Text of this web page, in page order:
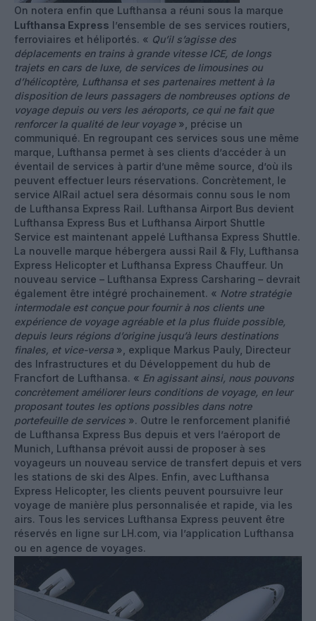
On notera enfin que Lufthansa a réuni sous la marque
Lufthansa Express l’ensemble de ses services routiers,
ferroviaires et héliportés. « Qu’il s’agisse des
déplacements en trains à grande vitesse ICE, de longs
trajets en cars de luxe, de services de limousines ou
d’hélicoptère, Lufthansa et ses partenaires mettent à la
disposition de leurs passagers de nombreuses options de
voyage depuis ou vers les aéroports, ce qui ne fait que
renforcer la qualité de leur voyage», précise un
communiqué. En regroupant ces services sous une même
marque, Lufthansa permet à ses clients d’accéder à un
éventail de services à partir d’une même source, d’où ils
peuvent effectuer leurs réservations. Concrètement, le
service AIRail actuel sera désormais connu sous le nom
de Lufthansa Express Rail. Lufthansa Airport Bus devient
Lufthansa Express Bus et Lufthansa Airport Shuttle
Service est maintenant appelé Lufthansa Express Shuttle.
La nouvelle marque hébergera aussi Rail & Fly, Lufthansa
Express Helicopter et Lufthansa Express Chauffeur. Un
nouveau service – Lufthansa Express Carsharing – devrait
également être intégré prochainement. « Notre stratégie
intermodale est conçue pour fournir à nos clients une
expérience de voyage agréable et la plus fluide possible,
depuis leurs régions d’origine jusqu’à leurs destinations
finales, et vice-versa », explique Markus Pauly, Directeur
des Infrastructures et du Développement du hub de
Francfort de Lufthansa. « En agissant ainsi, nous pouvons
concrètement améliorer leurs conditions de voyage, en leur
proposant toutes les options possibles dans notre
portefeuille de services ». Outre le renforcement planifié
de Lufthansa Express Bus depuis et vers l’aéroport de
Munich, Lufthansa prévoit aussi de proposer à ses
voyageurs un nouveau service de transfert depuis et vers
les stations de ski des Alpes. Enfin, avec Lufthansa
Express Helicopter, les clients peuvent poursuivre leur
voyage de manière plus personnalisée et rapide, via les
airs. Tous les services Lufthansa Express peuvent être
réservés en ligne sur LH.com, via l’application Lufthansa
ou en agence de voyages.